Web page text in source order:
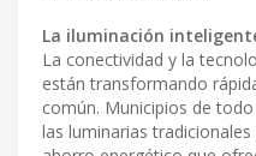
La iluminación
La conectividad y la
están transformando
común. Municipios de
las luminarias